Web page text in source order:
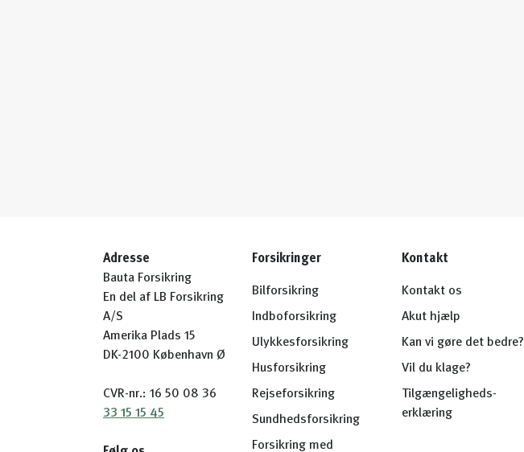
Adresse
Bauta Forsikring
En del af LB Forsikring
A/S
Amerika Plads 15
DK-2100 København Ø
CVR-nr.: 16 50 08 36
33 15 15 45
Forsikringer
Bilforsikring
Indboforsikring
Ulykkesforsikring
Husforsikring
Rejseforsikring
Sundhedsforsikring
Forsikring med
Kontakt
Kontakt os
Akut hjælp
Kan vi gøre det bedre?
Vil du klage?
Tilgængeligheds-
erklæring